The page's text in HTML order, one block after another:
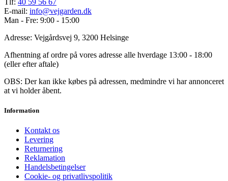
E-mail: info@vejgarden.dk
Man - Fre: 9:00 - 15:00
Adresse: Vejgårdsvej 9, 3200 Helsinge
Afhentning af ordre på vores adresse alle hverdage 13:00 - 18:00
(eller efter aftale)
OBS: Der kan ikke købes på adressen, medmindre vi har annonceret
at vi holder åbent.
Information
Kontakt os
Levering
Returnering
Reklamation
Handelsbetingelser
Cookie- og privatlivspolitik